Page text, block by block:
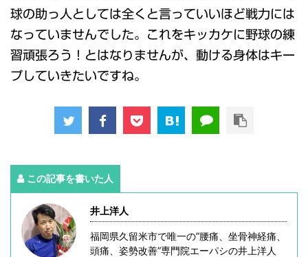
球の助っ人としては全くと言っていいほど戦力には
なっていませんでした。これをキッカケに野球の練
習頑張ろう！とはなりませんが、動ける身体はキー
プしていきたいですね。
この記事を書いた人
井上洋人
福岡県久留米市で唯一の”腰痛、坐骨神経痛、
頭痛、姿勢改善”専門院エーパシの井上洋人